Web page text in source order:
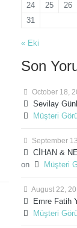
24
25 26
31
« Eki
Son
October 18,
Sevilay
Müşteri
September
CİHAN &
on
Müşteri
August 22,
Emre Fatih
Müşteri